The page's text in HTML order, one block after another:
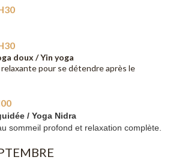
doux / Yin yoga
pour se détendre après le
/ Yoga Nidra
sommeil profond et relaxation complète.